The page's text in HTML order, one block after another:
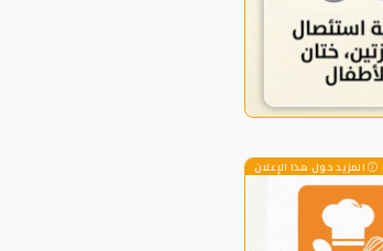
المزيد حول هذا الإعلان